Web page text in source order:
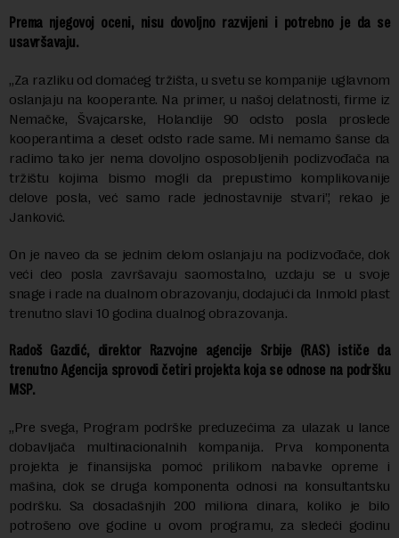
Prema njegovoj oceni, nisu dovoljno razvijeni i potrebno je da se
usavršavaju.
„Za razliku od domaćeg tržišta, u svetu se kompanije uglavnom
oslanjaju na kooperante. Na primer, u našoj delatnosti, firme iz
Nemačke, Švajcarske, Holandije 90 odsto posla proslede
kooperantima a deset odsto rade same. Mi nemamo šanse da
radimo tako jer nema dovoljno osposobljenih podizvođača na
tržištu kojima bismo mogli da prepustimo komplikovanije
delove posla, već samo rade jednostavnije stvari”, rekao je
Janković.
On je naveo da se jednim delom oslanjaju na podizvođače, dok
veći deo posla završavaju saomostalno, uzdaju se u svoje
snage i rade na dualnom obrazovanju, dodajući da Inmold plast
trenutno slavi 10 godina dualnog obrazovanja.
Radoš Gazdić, direktor Razvojne agencije Srbije (RAS) ističe da
trenutno Agencija sprovodi četiri projekta koja se odnose na podršku
MSP.
„Pre svega, Program podrške preduzećima za ulazak u lance
dobavljača multinacionalnih kompanija. Prva komponenta
projekta je finansijska pomoć prilikom nabavke opreme i
mašina, dok se druga komponenta odnosi na konsultantsku
podršku. Sa dosadašnjih 200 miliona dinara, koliko je bilo
potrošeno ove godine u ovom programu, za sledeći godinu